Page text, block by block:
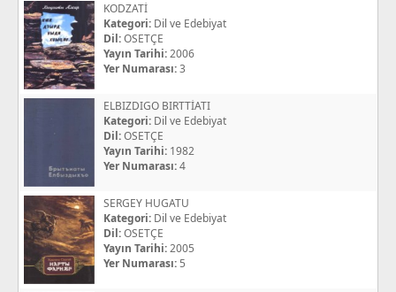
KODZATİ
Kategori: Dil ve Edebiyat
Dil:OSETÇE
Yayın Tarihi:2006
Yer Numarası:3
ELBIZDIGO BIRTTİATI
Kategori: Dil ve Edebiyat
Dil:OSETÇE
Yayın Tarihi: 1982
Yer Numarası:4
SERGEY HUGATU
Kategori: Dil ve Edebiyat
Dil:OSETÇE
Yayın Tarihi:2005
Yer Numarası: 5